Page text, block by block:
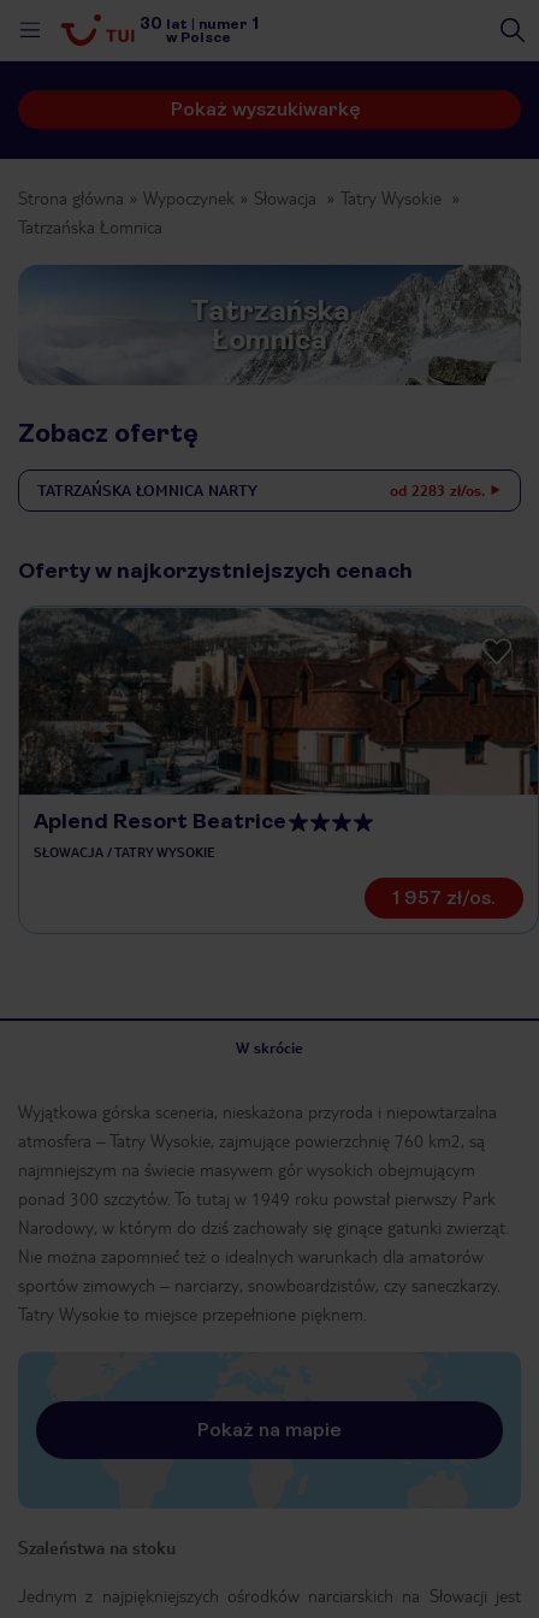
30 lat numer 1
w Polsce
Pokaż wyszukiwarkę
Strona główna Wypoczynek Słowacja
Tatry Wysokie
Tatrzańska Łomnica
Tatrzańska
Łomnica
Zobacz ofertę
TATRZAŃSKA ŁOMNICA NARTY od 2283 zł/os.
Oferty w najkorzystniejszych cenach
Aplend Resort Beatrice
SŁOWACJA / TATRY WYSOKIE
1 957 zł/os.
W skrócie
Wyjątkowa górska sceneria, nieskażona przyroda i niepowtarzalna
atmosfera – Tatry Wysokie, zajmujące powierzchnię 760 km2, są
najmniejszym na świecie masywem gór wysokich obejmującym
ponad 300 szczytów. To tutaj w 1949 roku powstał pierwszy Park
Narodowy, w którym do dziś zachowały się ginące gatunki zwierząt.
Nie można zapomnieć też o idealnych warunkach dla amatorów
sportów zimowych – narciarzy, snowboardzistów, czy saneczkarzy.
Tatry Wysokie to miejsce przepełnione pięknem.
Pokaż na mapie
Szaleństwa na stoku
Jednym z najpiękniejszych ośrodków narciarskich na Słowacji jest